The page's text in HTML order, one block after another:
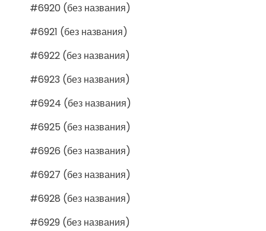
#6920 (без названия)
#6921 (без названия)
#6922 (без названия)
#6923 (без названия)
#6924 (без названия)
#6925 (без названия)
#6926 (без названия)
#6927 (без названия)
#6928 (без названия)
#6929 (без названия)